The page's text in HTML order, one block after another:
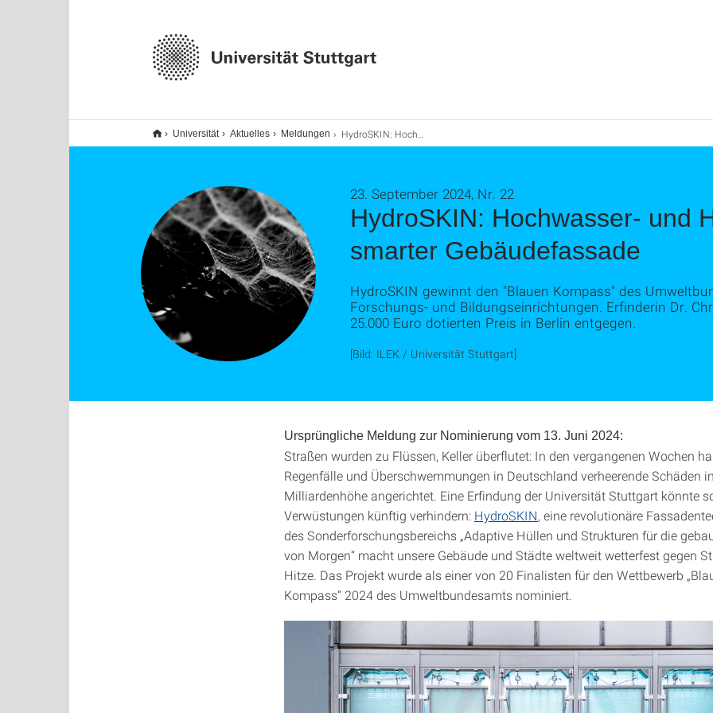
Universität Aktuelles Meldungen HydroSKIN: Hochwasser- und Hitzeschutz dank smarter Gebäudefassade
HydroSKIN: Hochwasser- und
smarter Gebäudefassade
23. September 2024, Nr. 22
HydroSKIN gewinnt den "Blauen Kompass" des
Forschungs- und Bildungseinrichtungen. Erfinderin Dr.
25.000 Euro dotierten Preis in Berlin entgegen.
[Bild: ILEK / Universität Stuttgart]
Ursprüngliche Meldung zur Nominierung vom 13. Juni 2024:
Straßen wurden zu Flüssen, Keller überflutet: In den vergangenen Wochen
Regenfälle und Überschwemmungen in Deutschland verheerende Schäden in
Milliardenhöhe angerichtet. Eine Erfindung der Universität Stuttgart könnte
Verwüstungen künftig verhindern: HydroSKIN, eine revolutionäre
des Sonderforschungsbereichs „Adaptive Hüllen und Strukturen für die
von Morgen“ macht unsere Gebäude und Städte weltweit wetterfest gegen
Hitze. Das Projekt wurde als einer von 20 Finalisten für den Wettbewerb
Kompass“ 2024 des Umweltbundesamts nominiert.